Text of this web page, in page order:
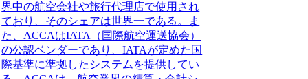
界中の航空会社や旅行代理店で使用され
ており、そのシェアは世界一である。ま
た、ACCAはIATA（国際航空運送協会）
の公認ベンダーであり、IATAが定めた国
際基準に準拠したシステムを提供してい